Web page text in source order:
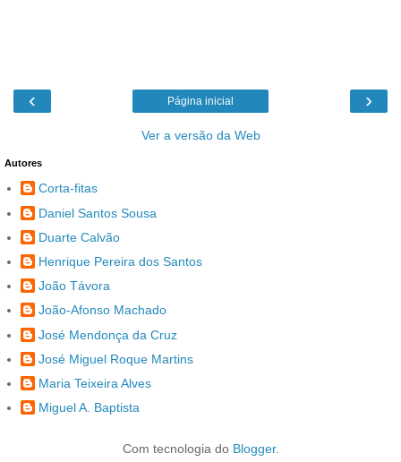
‹ ›
Página inicial
Ver a versão da Web
Autores
Corta-fitas
Daniel Santos Sousa
Duarte Calvão
Henrique Pereira dos Santos
João Távora
João-Afonso Machado
José Mendonça da Cruz
José Miguel Roque Martins
Maria Teixeira Alves
Miguel A. Baptista
Com tecnologia do Blogger.